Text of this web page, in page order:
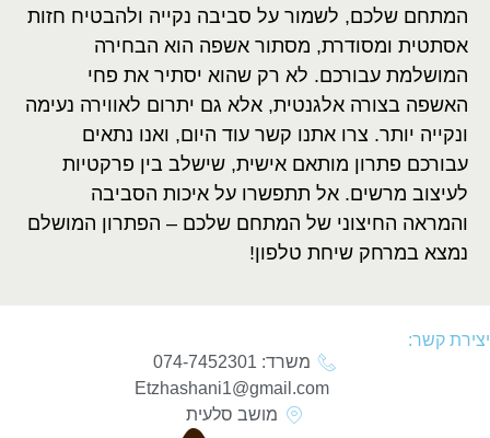
המתחם שלכם, לשמור על סביבה נקייה ולהבטיח חזות
אסתטית ומסודרת, מסתור אשפה הוא הבחירה
המושלמת עבורכם. לא רק שהוא יסתיר את פחי
האשפה בצורה אלגנטית, אלא גם יתרום לאווירה נעימה
ונקייה יותר. צרו אתנו קשר עוד היום, ואנו נתאים
עבורכם פתרון מותאם אישית, שישלב בין פרקטיות
לעיצוב מרשים. אל תתפשרו על איכות הסביבה
והמראה החיצוני של המתחם שלכם – הפתרון המושלם
נמצא במרחק שיחת טלפון!
יצירת קשר:
משרד: 074-7452301
Etzhashani1@gmail.com
מושב סלעית